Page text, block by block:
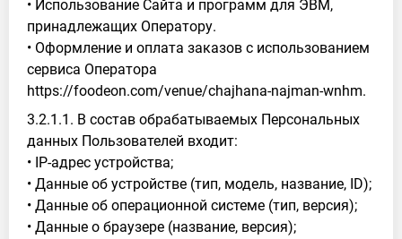
• Использование Сайта и программ для ЭВМ,
принадлежащих Оператору.
• Оформление и оплата заказов с использованием
сервиса Оператора
https://foodeon.com/venue/chajhana-najman-wnhm.
3.2.1.1. В состав обрабатываемых Персональных
данных Пользователей входит:
• IP-адрес устройства;
• Данные об устройстве (тип, модель, название, ID);
• Данные об операционной системе (тип, версия);
• Данные о браузере (название, версия);